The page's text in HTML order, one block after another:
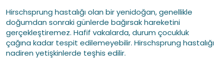
Hirschsprung hastalığı olan bir yenidoğan, genellikle
doğumdan sonraki günlerde bağırsak hareketini
gerçekleştiremez. Hafif vakalarda, durum çocukluk
çağına kadar tespit edilemeyebilir. Hirschsprung hastalığı
nadiren yetişkinlerde teşhis edilir.